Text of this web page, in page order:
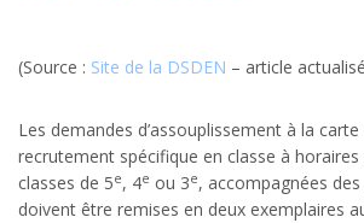
(Source : Site de la DSDEN – article
Les demandes d’assouplissement à la
recrutement spécifique en classe à
classes de 5e, 4e ou 3e, accompagnées
doivent être remises en deux exemplaires